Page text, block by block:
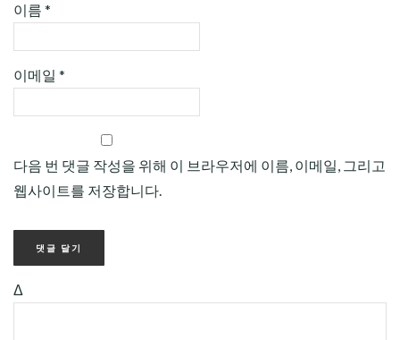
이름 *
이메일 *
다음 번 댓글 작성을 위해 이 브라우저에 이름, 이메일, 그리고
웹사이트를 저장합니다.
Δ